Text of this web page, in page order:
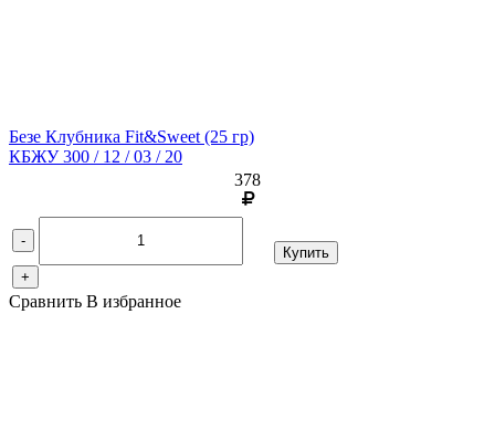
Безе Клубника Fit&Sweet (25 гр)
КБЖУ 300 / 12 / 03 / 20
378
-
+
Купить
Сравнить В избранное